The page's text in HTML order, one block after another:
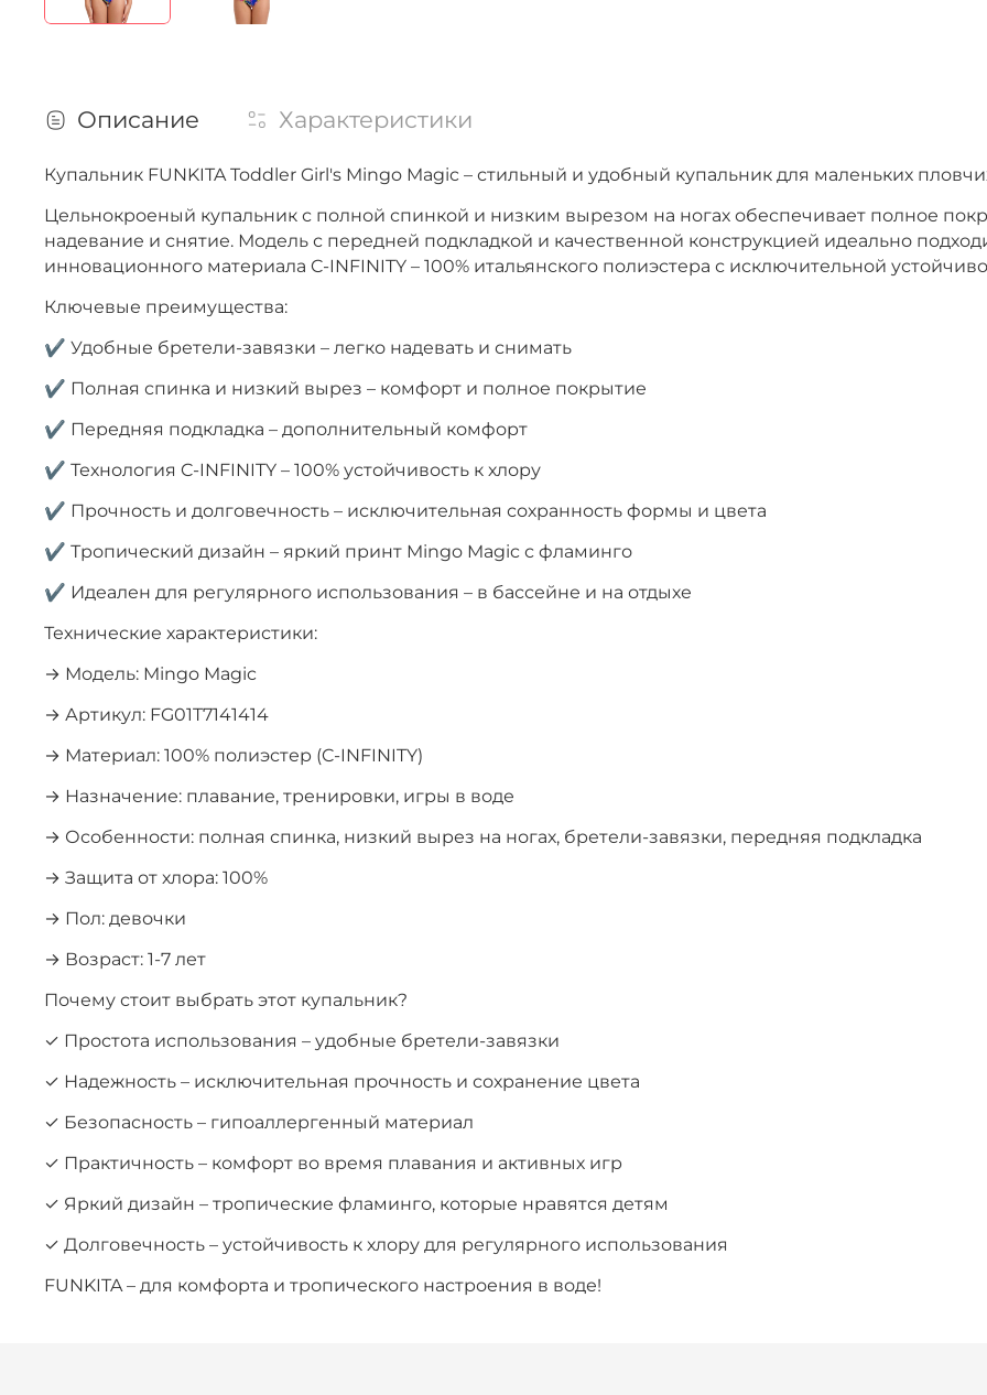
Описание Характеристики
Купальник FUNKITA Toddler Girl's Mingo Magic – стильный и удобный купальник для маленьких
Цельнокроеный купальник с полной спинкой и низким вырезом на ногах обеспечивает полное
надевание и снятие. Модель с передней подкладкой и качественной конструкцией идеально
инновационного материала C-INFINITY – 100% итальянского полиэстера с исключительной
Ключевые преимущества:
✔ Удобные бретели-завязки – легко надевать и снимать
✔ Полная спинка и низкий вырез – комфорт и полное покрытие
✔ Передняя подкладка – дополнительный комфорт
✔ Технология C-INFINITY – 100% устойчивость к хлору
✔ Прочность и долговечность – исключительная сохранность формы и цвета
✔ Тропический дизайн – яркий принт Mingo Magic с фламинго
✔ Идеален для регулярного использования – в бассейне и на отдыхе
Технические характеристики:
→ Модель: Mingo Magic
→ Артикул: FG01T7141414
→ Материал: 100% полиэстер (C-INFINITY)
→ Назначение: плавание, тренировки, игры в воде
→ Особенности: полная спинка, низкий вырез на ногах, бретели-завязки, передняя подкладка
→ Защита от хлора: 100%
→ Пол: девочки
→ Возраст: 1-7 лет
Почему стоит выбрать этот купальник?
✓ Простота использования – удобные бретели-завязки
✓ Надежность – исключительная прочность и сохранение цвета
✓ Безопасность – гипоаллергенный материал
✓ Практичность – комфорт во время плавания и активных игр
✓ Яркий дизайн – тропические фламинго, которые нравятся детям
✓ Долговечность – устойчивость к хлору для регулярного использования
FUNKITA – для комфорта и тропического настроения в воде!